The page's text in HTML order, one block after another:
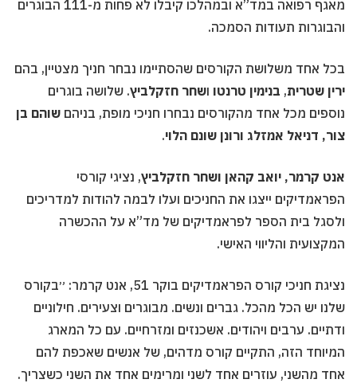
מאגף רפואה במד”א ובמהלכו קיבלו לא פחות מ-111 הבוגרים
והבוגרות תעודות הסמכה.
בכל אחד משלושת הקורסים שהסתיימו נבחר חניך מצטיין, בהם
ירין שטרית, בנימין טרנטו ושחר חזקלביץ. שלושה בוגרים
נוספים מכל אחד מהקורסים נבחרו חניכי מופת, בניהם שוהם בן
צור, דניאל אמזלג ורונן שונם הלוי.
אנט קרמר, יואב קהאן ושחר חזקלביץ, נציגי קורסי
הפראמדיקים ייצגו את החניכים ועלו לבמה להודות למדריכים
ולסגל בית הספר לפראמדיקים של מד”א על ההכשרה
המקצועית והליווי האישי.
נציגת חניכי קורס הפראמדיקים בוקר 51, אנט קרמר: ״בקורס
שלנו יש הכל מהכל. גברים ונשים. מבוגרים וצעירים. חילוניים
ודתיים. ערבים ויהודים. אשכנזים ומזרחיים. עם כל המארג
המיוחד הזה, התקיים קורס מדהים, של אנשים שאכפת להם
אחד מהשני, עוזרים אחד לשני ומרימים אחד את השני כשצריך.